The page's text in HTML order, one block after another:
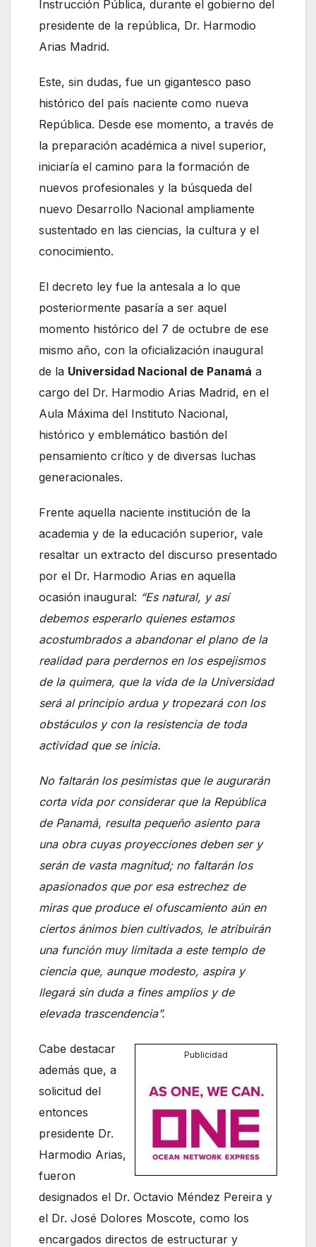
Instrucción Pública, durante el gobierno del
presidente de la república, Dr. Harmodio
Arias Madrid.
Este, sin dudas, fue un gigantesco paso
histórico del país naciente como nueva
República. Desde ese momento, a través de
la preparación académica a nivel superior,
iniciaría el camino para la formación de
nuevos profesionales y la búsqueda del
nuevo Desarrollo Nacional ampliamente
sustentado en las ciencias, la cultura y el
conocimiento.
El decreto ley fue la antesala a lo que
posteriormente pasaría a ser aquel
momento histórico del 7 de octubre de ese
mismo año, con la oficialización inaugural
de la Universidad Nacional de Panamá a
cargo del Dr. Harmodio Arias Madrid, en el
Aula Máxima del Instituto Nacional,
histórico y emblemático bastión del
pensamiento crítico y de diversas luchas
generacionales.
Frente aquella naciente institución de la
academia y de la educación superior, vale
resaltar un extracto del discurso presentado
por el Dr. Harmodio Arias en aquella
ocasión inaugural: “Es natural, y así
debemos esperarlo quienes estamos
acostumbrados a abandonar el plano de la
realidad para perdernos en los espejismos
de la quimera, que la vida de la Universidad
será al principio ardua y tropezará con los
obstáculos y con la resistencia de toda
actividad que se inicia.
No faltarán los pesimistas que le augurarán
corta vida por considerar que la República
de Panamá, resulta pequeño asiento para
una obra cuyas proyecciones deben ser y
serán de vasta magnitud; no faltarán los
apasionados que por esa estrechez de
miras que produce el ofuscamiento aún en
ciertos ánimos bien cultivados, le atribuirán
una función muy limitada a este templo de
ciencia que, aunque modesto, aspira y
llegará sin duda a fines amplios y de
elevada trascendencia”.
Publicidad
Cabe destacar
además que, a
solicitud del
entonces
presidente Dr.
Harmodio Arias,
fueron
designados el Dr. Octavio Méndez Pereira y
el Dr. José Dolores Moscote, como los
encargados directos de estructurar y